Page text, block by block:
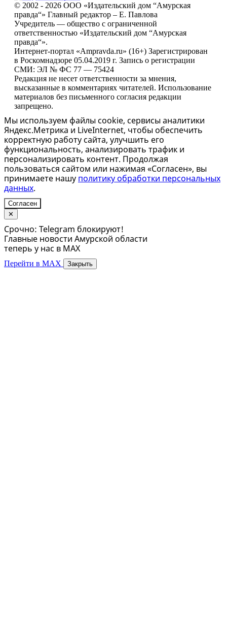
© 2002 - 2026 ООО «Издательский дом “Амурская
правда“» Главный редактор – Е. Павлова
Учредитель — общество с ограниченной
ответственностью «Издательский дом “Амурская
правда“».
Интернет-портал «Ampravda.ru» (16+) Зарегистрирован
в Роскомнадзоре 05.04.2019 г. Запись о регистрации
СМИ: ЭЛ № ФС 77 — 75424
Редакция не несет ответственности за мнения,
высказанные в комментариях читателей. Использование
материалов без письменного согласия редакции
запрещено.
Мы используем файлы cookie, сервисы аналитики
Яндекс.Метрика и LiveInternet, чтобы обеспечить
корректную работу сайта, улучшить его
функциональность, анализировать трафик и
персонализировать контент. Продолжая
пользоваться сайтом или нажимая «Согласен», вы
принимаете нашу политику обработки персональных
данных.
Согласен
✕
Срочно: Telegram блокируют!
Главные новости Амурской области
теперь у нас в MAX
Перейти в MAX Закрыть